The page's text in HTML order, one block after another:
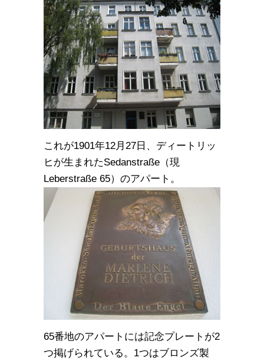
これが1901年12月27日、ディートリッ
ヒが生まれたSedanstraße（現
Leberstraße 65）のアパート。
65番地のアパートには記念プレートが2
つ掲げられている。1つはブロンズ製